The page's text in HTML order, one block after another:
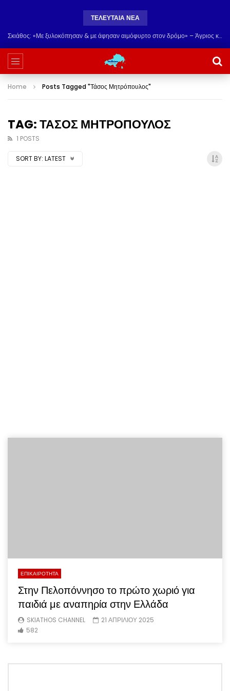
ΤΕΛΕΥΤΑΙΑ ΝΕΑ
Σκιάθος: «Με ξυλοκόπησαν & με άφησαν αιμόφυρτο στον δρόμο» – Άγριος καβγάς με λοστάρια, μαχαίρια & σφυριά
Home Posts Tagged "Τάσος Μητρόπουλος"
TAG: ΤΑΣΟΣ ΜΗΤΡΟΠΟΥΛΟΣ
1 POSTS
SORT BY: LATEST
ΕΠΙΚΑΙΡΟΤΗΤΑ
Στην Πελοπόννησο το πρώτο χωριό για
παιδιά με αναπηρία στην Ελλάδα
SKIATHOS CHANNEL
21 ΑΠΡΙΛΙΟΥ 2025
582